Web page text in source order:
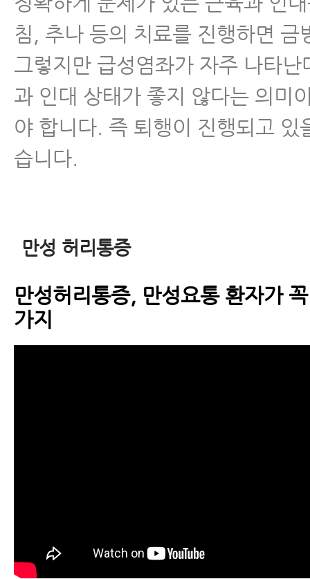
침, 추나 등의 치료를 진행하면 금
그렇지만 급성염좌가 자주 나타난
과 인대 상태가 좋지 않다는 의미
야 합니다. 즉 퇴행이 진행되고 있
습니다.
만성 허리통증
만성허리통증, 만성요통 환자가
가지